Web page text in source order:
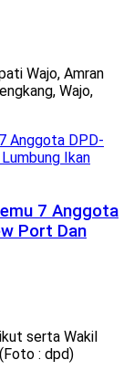
Wajo, Amran
Wajo,
7 Anggota
Port Dan
serta Wakil
: dpd)